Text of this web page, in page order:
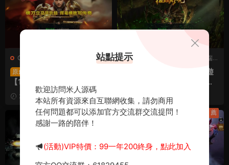
C-傳奇 手遊服務端·
端遊服務端
原創
【1.80麗江複古傳奇合擊
版】Win一鍵服務端+PC安
卓蘋果三端+加密工具+視頻
架設教程
2025-07-12 787 30
C-傳奇 手遊服務端·
XO三端引擎傳奇手遊
卓蘋果三端+加密工具+視頻
架設教程
2025-04-14
薦 薦
站點提示
歡迎訪問米人源碼
本站所有資源來自互聯網收集，請勿商用
任何問題都可以添加官方交流群交流提問！
感謝一路的陪伴！
(活動)VIP特價：99一年200終身，點此加入